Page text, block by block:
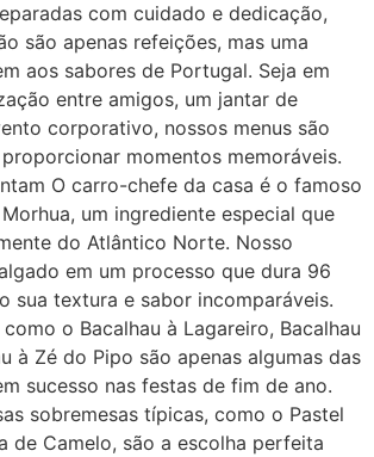
com cuidado e dedicação,
são apenas refeições, mas uma
aos sabores de Portugal. Seja em
entre amigos, um jantar de
corporativo, nossos menus são
momentos memoráveis.
O carro-chefe da casa é o famoso
um ingrediente especial que
do Atlântico Norte. Nosso
em um processo que dura 96
sua textura e sabor incomparáveis.
o Bacalhau à Lagareiro, Bacalhau
à Zé do Pipo são apenas algumas das
sucesso nas festas de fim de ano.
sobremesas típicas, como o Pastel
de Camelo, são a escolha perfeita